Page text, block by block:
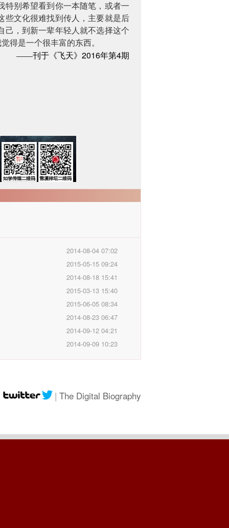
特别希望看到你一本随笔，或者一
些文化很难找到传人，主要就是后
己，到新一辈年轻人就不选择这个
得是一个很丰富的东西。
——刊于《飞天》 2016年第4期
2014-08-04 07:02
2015-05-15 09:24
2014-08-18 15:41
2015-03-13 15:40
2015-06-05 08:34
2014-08-23 06:47
2014-09-12 04:21
2014-09-09 10:23
| The Digital Biography